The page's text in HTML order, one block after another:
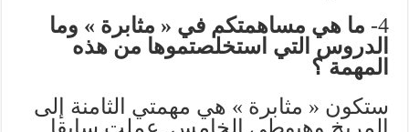
4- ما هي مساهمتكم في « مثابرة » وما
الدروس التي استخلصتموها من هذه
المهمة ؟
ستكون « مثابرة » هي مهمتي الثامنة إلى